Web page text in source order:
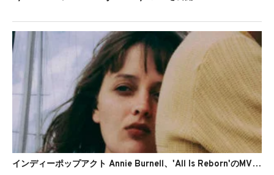
インディーポップアクト Annie Burnell、'All Is Reborn'のMVを公開